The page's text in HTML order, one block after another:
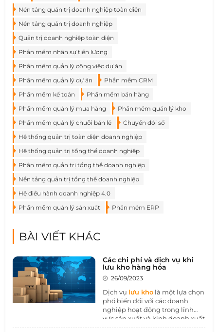
Nền tảng quản trị doanh nghiệp toàn diện
Nền tảng quản trị doanh nghiệp
Quản trị doanh nghiệp toàn diện
Phần mềm nhân sự tiền lương
Phần mềm quản lý công việc dự án
Phần mềm quản lý dự án
Phần mềm CRM
Phần mềm kế toán
Phần mềm bán hàng
Phần mềm quản lý mua hàng
Phần mềm quản lý kho
Phần mềm quản lý chuỗi bán lẻ
Chuyển đổi số
Hệ thống quản trị toàn diện doanh nghiệp
Hệ thống quản trị tổng thể doanh nghiệp
Phần mềm quản trị tổng thể doanh nghiệp
Nền tảng quản trị tổng thể doanh nghiệp
Hệ điều hành doanh nghiệp 4.0
Phần mềm quản lý sản xuất
Phần mềm ERP
BÀI VIẾT KHÁC
Các chi phí và dịch vụ khi
lưu kho hàng hóa
26/09/2023
Dịch vụ lưu kho là một lựa chọn
phổ biến đối với các doanh
nghiệp hoạt động trong lĩnh
vực sản xuất và kinh doanh xuất
nhập khẩu. Nó được xem như